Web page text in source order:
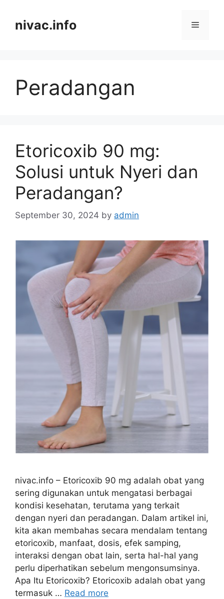
contentnivac.info Menu
Peradangan
Etoricoxib 90 mg:
Solusi untuk Nyeri dan
Peradangan?
September 30, 2024 by admin
nivac.info – Etoricoxib 90 mg adalah obat yang
sering digunakan untuk mengatasi berbagai
kondisi kesehatan, terutama yang terkait
dengan nyeri dan peradangan. Dalam artikel ini,
kita akan membahas secara mendalam tentang
etoricoxib, manfaat, dosis, efek samping,
interaksi dengan obat lain, serta hal-hal yang
perlu diperhatikan sebelum mengonsumsinya.
Apa Itu Etoricoxib? Etoricoxib adalah obat yang
termasuk … Read more